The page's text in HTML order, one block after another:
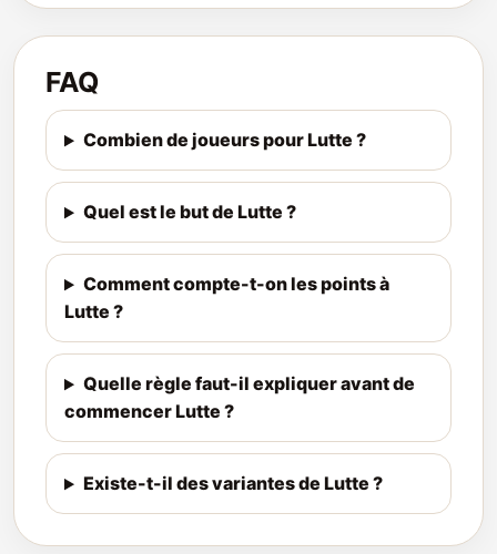
FAQ
Combien de joueurs pour Lutte ?
Quel est le but de Lutte ?
Comment compte-t-on les points à
Lutte ?
Quelle règle faut-il expliquer avant de
commencer Lutte ?
Existe-t-il des variantes de Lutte ?